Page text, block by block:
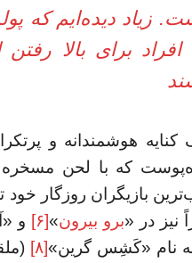
زیاد دیده‌ایم که
برای بالا
هوشمندانه و
که با لحن
بازیگران روزگار
نیز در «برو بیرون»[۶] و
به نام «کَشِس گرین»[۸]